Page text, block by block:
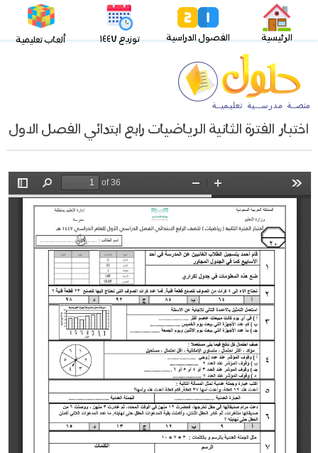
الرئيسية الفصول الدراسية توزيع ١٤٤٧ ألعاب تعليمية
اختبار الفترة الثانية الرياضيات رابع ابتدائي الفصل الاول